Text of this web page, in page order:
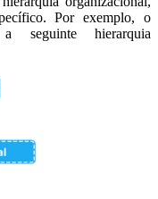
Por exemplo, o
seguinte hierarquia